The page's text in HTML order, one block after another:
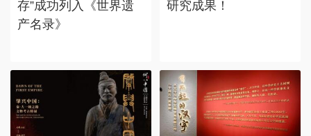
存”成功列入《世界遗
产名录》
研究成果！